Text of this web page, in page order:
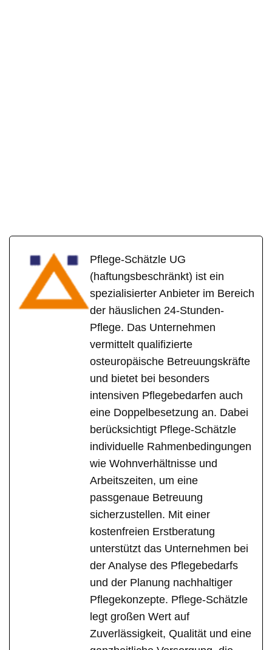
Pflege-Schätzle UG
(haftungsbeschränkt) ist ein
spezialisierter Anbieter im Bereich
der häuslichen 24-Stunden-
Pflege. Das Unternehmen
vermittelt qualifizierte
osteuropäische Betreuungskräfte
und bietet bei besonders
intensiven Pflegebedarfen auch
eine Doppelbesetzung an. Dabei
berücksichtigt Pflege-Schätzle
individuelle Rahmenbedingungen
wie Wohnverhältnisse und
Arbeitszeiten, um eine
passgenaue Betreuung
sicherzustellen. Mit einer
kostenfreien Erstberatung
unterstützt das Unternehmen bei
der Analyse des Pflegebedarfs
und der Planung nachhaltiger
Pflegekonzepte. Pflege-Schätzle
legt großen Wert auf
Zuverlässigkeit, Qualität und eine